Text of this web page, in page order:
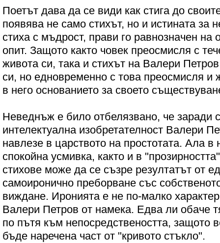
Поетът дава да се види как стига до
появява не само стихът, но и истината за
стиха с мъдрост, прави го равнозначен на
опит. Защото както човек преосмисля с
живота си, така и стихът на Валери
си, но едновременно с това преосмисля и
в него основанието за своето
Неведнъж е било отбелязвано, че заради
интелектуална изобретателност Валери
навлезе в царството на простотата. Ала в
спокойна усмивка, както и в
стихове може да се съзре резултатът от
самоиронично преборване със
виждане. Иронията е не по-малко
Валери Петров от намека. Едва ли обаче
по пътя към непосредствеността, защото
бъде наречена част от "кривото стъкло".